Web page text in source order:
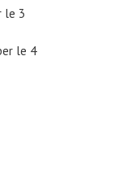
le 3
le 4